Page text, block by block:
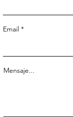
Email
Mensaje...